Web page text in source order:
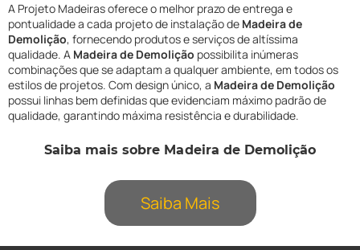
A Projeto Madeiras oferece o melhor prazo de entrega e
pontualidade a cada projeto de instalação de Madeira de
Demolição, fornecendo produtos e serviços de altíssima
qualidade. A Madeira de Demolição possibilita inúmeras
combinações que se adaptam a qualquer ambiente, em todos os
estilos de projetos. Com design único, a Madeira de Demolição
possui linhas bem definidas que evidenciam máximo padrão de
qualidade, garantindo máxima resistência e durabilidade.
Saiba mais sobre Madeira de Demolição
Saiba Mais